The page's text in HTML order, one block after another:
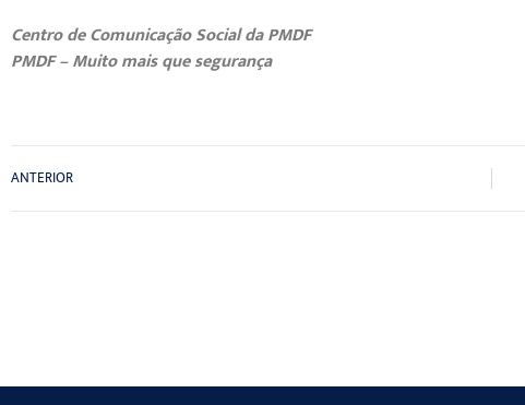
Centro de Comunicação Social da PMDF
PMDF – Muito mais que segurança
ANTERIOR